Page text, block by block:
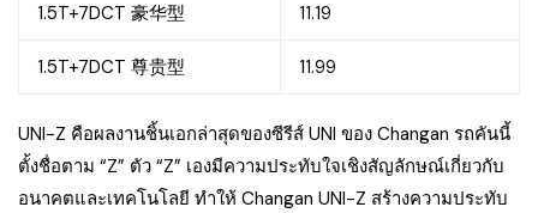
1.5T+7DCT 豪华型 11.19
1.5T+7DCT 尊贵型 11.99
UNI-Z คือผลงานชิ้นเอกล่าสุดของซีรีส์ UNI ของ Changan รถคันนี้
ตั้งชื่อตาม “Z” ตัว “Z” เองมีความประทับใจเชิงสัญลักษณ์เกี่ยวกับ
อนาคตและเทคโนโลยี ทำให้ Changan UNI-Z สร้างความประทับ